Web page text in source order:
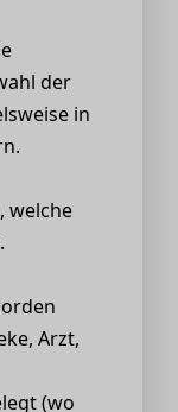
der
in
welche
Arzt,
(wo